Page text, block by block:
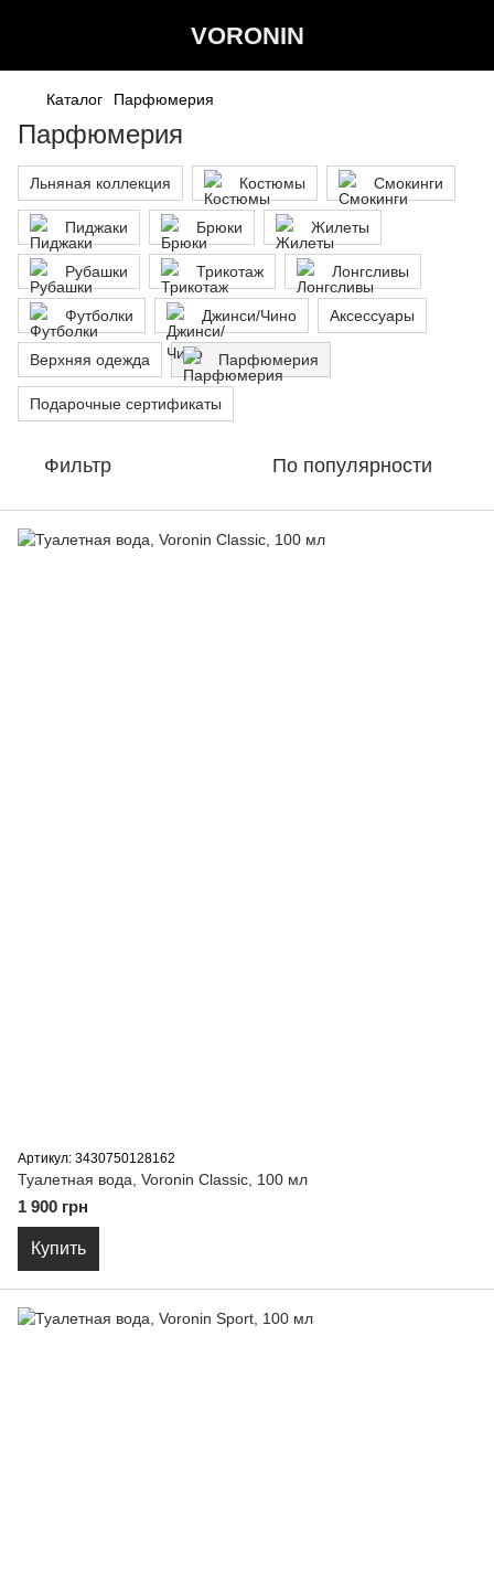
VORONIN
Каталог Парфюмерия
Парфюмерия
Льняная коллекция Костюмы Смокинги
Пиджаки Брюки Жилеты
Рубашки Трикотаж Лонгсливы
Футболки Джинси/Чино Аксессуары
Верхняя одежда Парфюмерия
Подарочные сертификаты
Фильтр По популярности
Артикул: 3430750128162
Туалетная вода, Voronin Classic, 100 мл
1 900 грн
Купить